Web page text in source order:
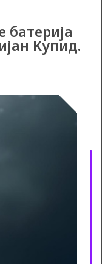
батерија
Купид.